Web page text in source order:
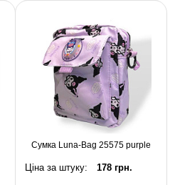
Сумка Luna-Bag 25575 purple
Ціна за штуку: 178 грн.